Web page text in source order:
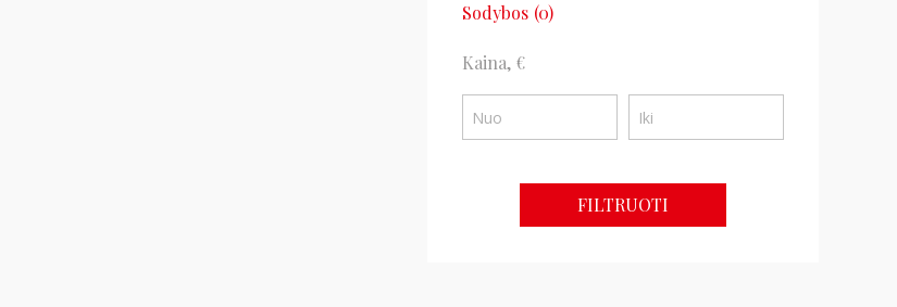
Sodybos (0)
Kaina, €
FILTRUOTI